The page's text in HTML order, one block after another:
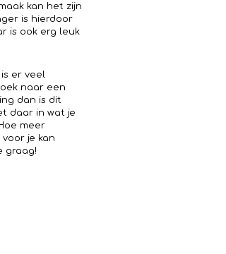
kan het zijn
is hierdoor
is ook erg leuk
er veel
naar een
dan is dit
daar in wat je
meer
je kan
graag!